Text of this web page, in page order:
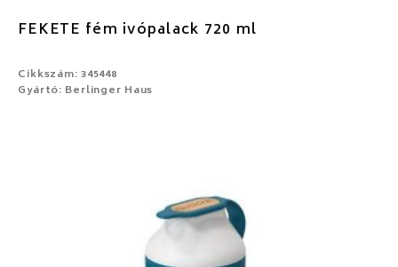
FEKETE fém ivópalack 720 ml
Cikkszám: 345448
Gyártó: Berlinger Haus